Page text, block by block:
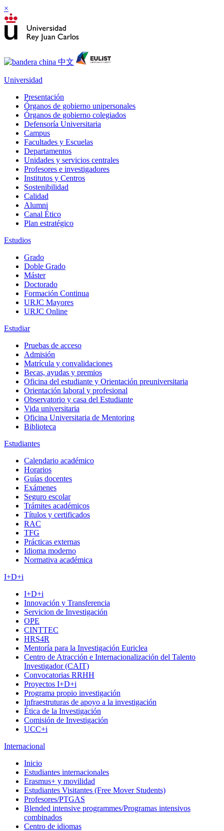
×
Universidad
Presentación
Órganos de gobierno unipersonales
Órganos de gobierno colegiados
Defensoría Universitaria
Campus
Facultades y Escuelas
Departamentos
Unidades y servicios centrales
Profesores e investigadores
Institutos y Centros
Sostenibilidad
Calidad
Alumni
Canal Ético
Plan estratégico
Estudios
Grado
Doble Grado
Máster
Doctorado
Formación Continua
URJC Mayores
URJC Online
Estudiar
Pruebas de acceso
Admisión
Matrícula y convalidaciones
Becas, ayudas y premios
Oficina del estudiante y Orientación preuniversitaria
Orientación laboral y profesional
Observatorio y casa del Estudiante
Vida universitaria
Oficina Universitaria de Mentoring
Biblioteca
Estudiantes
Calendario académico
Horarios
Guías docentes
Exámenes
Seguro escolar
Trámites académicos
Títulos y certificados
RAC
TFG
Prácticas externas
Idioma moderno
Normativa académica
I+D+i
I+D+i
Innovación y Transferencia
Servicion de Investigación
OPE
CINTTEC
HRS4R
Mentoría para la Investigación Euriclea
Centro de Atracción e Internacionalización del Talento
Investigador (CAIT)
Convocatorias RRHH
Proyectos I+D+i
Programa propio investigación
Infraestruturas de apoyo a la investigación
Ética de la Investigación
Comisión de Investigación
UCC+i
Internacional
Inicio
Estudiantes internacionales
Erasmus+ y movilidad
Estudiantes Visitantes (Free Mover Students)
Profesores/PTGAS
Blended intensive programmes/Programas intensivos
combinados
Centro de idiomas